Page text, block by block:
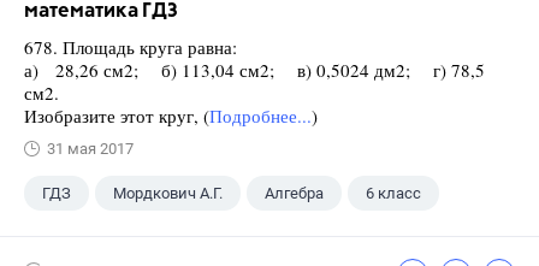
математика ГДЗ
678. Площадь круга равна:
а) 28,26 см2; б) 113,04 см2; в) 0,5024 дм2; г) 78,5
см2.
Изобразите этот круг, (Подробнее...)
31 мая 2017
ГДЗ Мордкович А.Г. Алгебра 6 класс